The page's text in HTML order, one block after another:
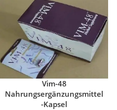
Vim-48
Nahrungsergänzungsmittel
-Kapsel